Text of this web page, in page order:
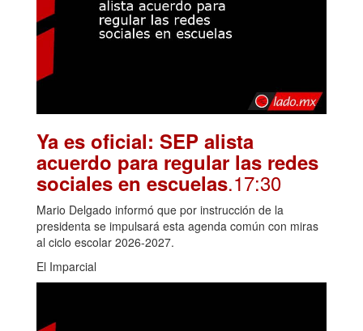
Ya es oficial: SEP alista
acuerdo para regular las redes
sociales en escuelas.17:30
Mario Delgado informó que por instrucción de la
presidenta se impulsará esta agenda común con miras
al ciclo escolar 2026-2027.
El Imparcial